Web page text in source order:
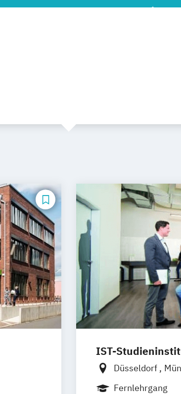
IST-
Düsseldorf
Fernlehrgang